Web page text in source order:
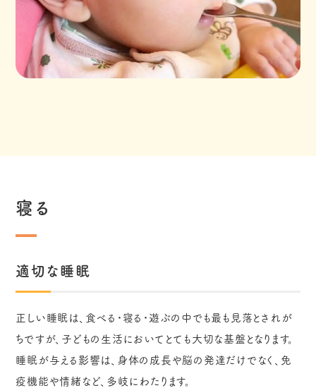
寝る
適切な睡眠
正しい睡眠は、食べる・寝る・遊ぶの中でも最も見落とされが
ちですが、子どもの生活においてとても大切な基盤となります。
睡眠が与える影響は、身体の成長や脳の発達だけでなく、免
疫機能や情緒など、多岐にわたります。